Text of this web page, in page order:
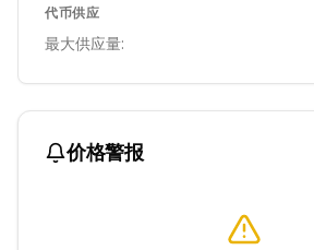
代币供应
最大供应量:
价格警报